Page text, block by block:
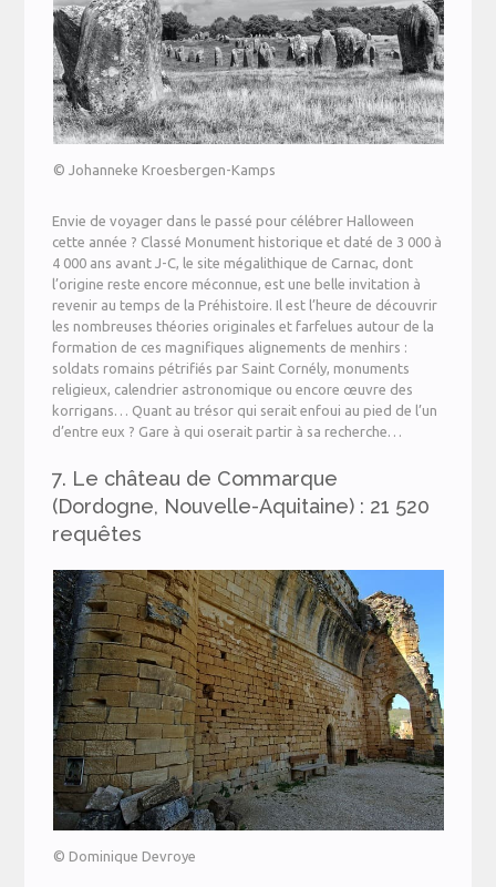
© Johanneke Kroesbergen-Kamps
Envie de voyager dans le passé pour célébrer Halloween
cette année ? Classé Monument historique et daté de 3 000 à
4 000 ans avant J-C, le site mégalithique de Carnac, dont
l’origine reste encore méconnue, est une belle invitation à
revenir au temps de la Préhistoire. Il est l’heure de découvrir
les nombreuses théories originales et farfelues autour de la
formation de ces magnifiques alignements de menhirs :
soldats romains pétrifiés par Saint Cornély, monuments
religieux, calendrier astronomique ou encore œuvre des
korrigans… Quant au trésor qui serait enfoui au pied de l’un
d’entre eux ? Gare à qui oserait partir à sa recherche…
7. Le château de Commarque
(Dordogne, Nouvelle-Aquitaine) : 21 520
requêtes
© Dominique Devroye